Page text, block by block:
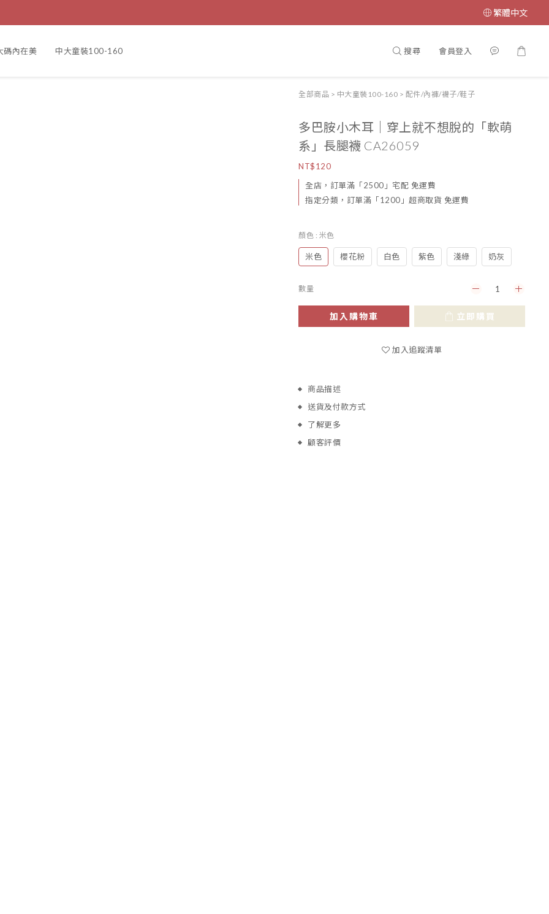
繁體中文
碼內在美 中大童裝100-160 搜尋 會員登入
全部商品 > 中大童裝100-160 > 配件/內褲/襪子/鞋子
多巴胺小木耳｜穿上就不想脫的「軟萌
系」長腿襪 CA26059
NT$120
全店，訂單滿「2500」宅配 免運費
指定分類，訂單滿「1200」超商取貨 免運費
顏色 : 米色
米色 櫻花粉 白色 紫色 淺綠 奶灰
數量
加入購物車 立即購買
加入追蹤清單
商品描述
送貨及付款方式
了解更多
顧客評價